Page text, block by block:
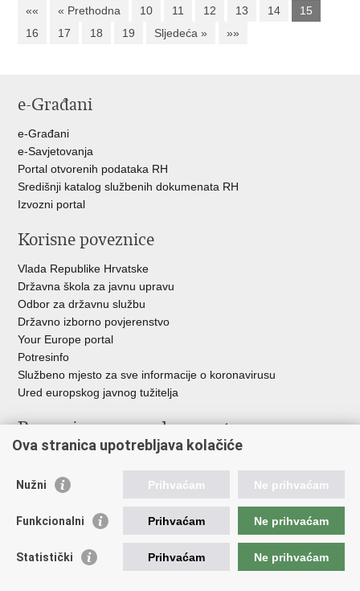
«« « Prethodna 10 11 12 13 14
15
16
17 18 19 Sljedeća » »»
e-Građani
e-Građani
e-Savjetovanja
Portal otvorenih podataka RH
Središnji katalog službenih dokumenata RH
Izvozni portal
Korisne poveznice
Vlada Republike Hrvatske
Državna škola za javnu upravu
Odbor za državnu službu
Državno izborno povjerenstvo
Your Europe portal
Potresinfo
Službeno mjesto za sve informacije o koronavirusu
Ured europskog javnog tužitelja
Poveznice pravosudnog sustava
Državno odvjetništvo
Ured za suzbijanje korupcije i organiziranog kriminaliteta
Državnoodvjetničko vijeće
Hrvatska odvjetnička komora
Ova stranica upotrebljava kolačiće
Nužni Prihvaćam Ne prihvaćam
Funkcionalni Prihvaćam Ne prihvaćam
Statistički Prihvaćam Ne prihvaćam